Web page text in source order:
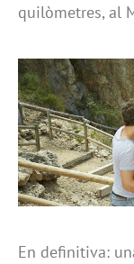
quilòmetres, al
En definitiva: